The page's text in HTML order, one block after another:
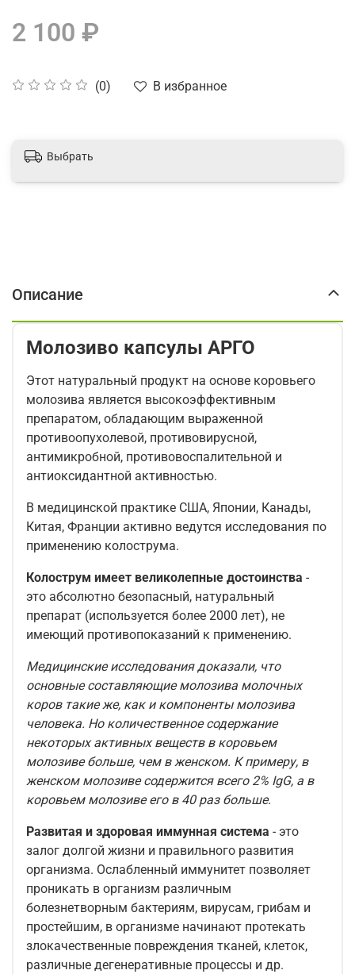
(0) В избранное
2 100 ₽
Выбрать
Описание
Молозиво капсулы АРГО
Этот натуральный продукт на основе коровьего
молозива является высокоэффективным
препаратом, обладающим выраженной
противоопухолевой, противовирусной,
антимикробной, противовоспалительной и
антиоксидантной активностью.
В медицинской практике США, Японии, Канады,
Китая, Франции активно ведутся исследования по
применению колострума.
Колострум имеет великолепные достоинства -
это абсолютно безопасный, натуральный
препарат (используется более 2000 лет), не
имеющий противопоказаний к применению.
Медицинские исследования доказали, что
основные составляющие молозива молочных
коров такие же, как и компоненты молозива
человека. Но количественное содержание
некоторых активных веществ в коровьем
молозиве больше, чем в женском. К примеру, в
женском молозиве содержится всего 2% IgG, а в
коровьем молозиве его в 40 раз больше.
Развитая и здоровая иммунная система - это
залог долгой жизни и правильного развития
организма. Ослабленный иммунитет позволяет
проникать в организм различным
болезнетворным бактериям, вирусам, грибам и
простейшим, в организме начинают протекать
злокачественные повреждения тканей, клеток,
различные дегенеративные процессы и др.